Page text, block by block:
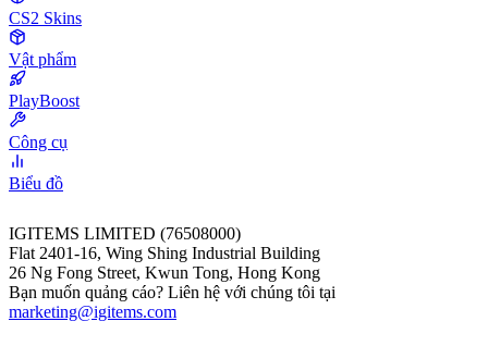
CS2 Skins
Vật phẩm
PlayBoost
Công cụ
Biểu đồ
IGITEMS LIMITED (76508000)
Flat 2401-16, Wing Shing Industrial Building
26 Ng Fong Street, Kwun Tong, Hong Kong
Bạn muốn quảng cáo? Liên hệ với chúng tôi tại
marketing@igitems.com